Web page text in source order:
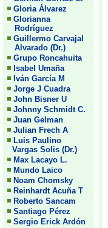
Gloria Álvarez
Glorianna
Rodríguez
Guillermo Carvajal
Alvarado (Dr.)
Grupo Roncahuita
Isabel Umaña
Iván García M
Jorge J Cuadra
John Bisner U
Johnny Schmidt C.
Juan Gelman
Julian Frech A
Luis Paulino
Vargas Solis (Dr.)
Max Lacayo L.
Mundo Laico
Noam Chomsky
Reinhardt Acuña T
Roberto Sancam
Santiago Pérez
Sergio Erick Ardón